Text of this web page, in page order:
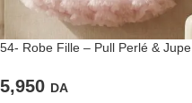
54- Robe Fille – Pull Perlé & Jupe
5,950 DA